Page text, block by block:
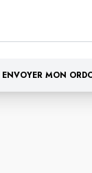
ENVOYER MON